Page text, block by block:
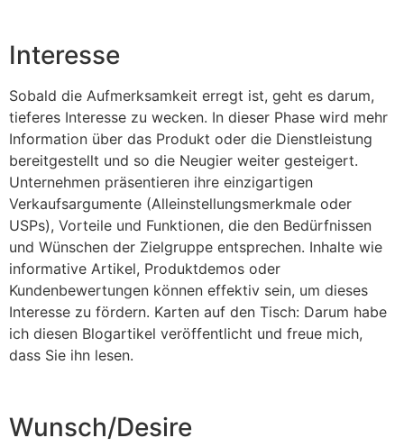
Interesse
Sobald die Aufmerksamkeit erregt ist, geht es darum,
tieferes Interesse zu wecken. In dieser Phase wird mehr
Information über das Produkt oder die Dienstleistung
bereitgestellt und so die Neugier weiter gesteigert.
Unternehmen präsentieren ihre einzigartigen
Verkaufsargumente (Alleinstellungsmerkmale oder
USPs), Vorteile und Funktionen, die den Bedürfnissen
und Wünschen der Zielgruppe entsprechen. Inhalte wie
informative Artikel, Produktdemos oder
Kundenbewertungen können effektiv sein, um dieses
Interesse zu fördern. Karten auf den Tisch: Darum habe
ich diesen Blogartikel veröffentlicht und freue mich,
dass Sie ihn lesen.
Wunsch/Desire